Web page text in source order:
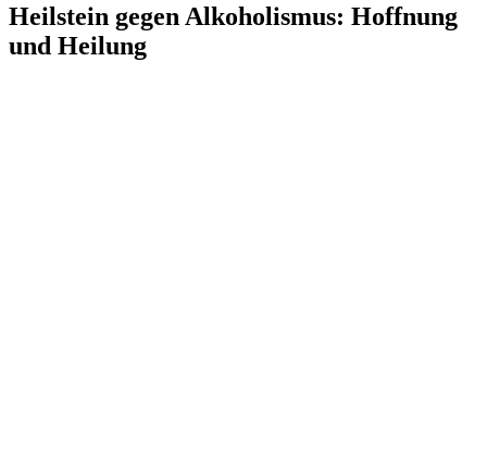
Heilstein gegen Alkoholismus: Hoffnung
und Heilung